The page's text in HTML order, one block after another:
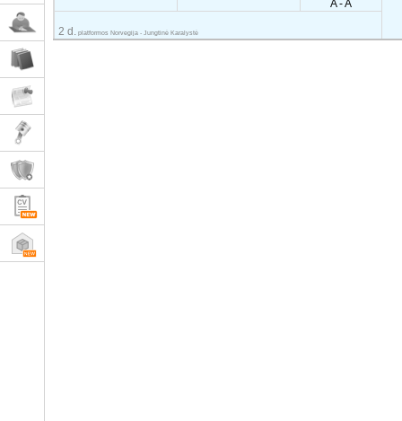
A - A
2 d. platformos Norvegija - Jungtinė Karalystė